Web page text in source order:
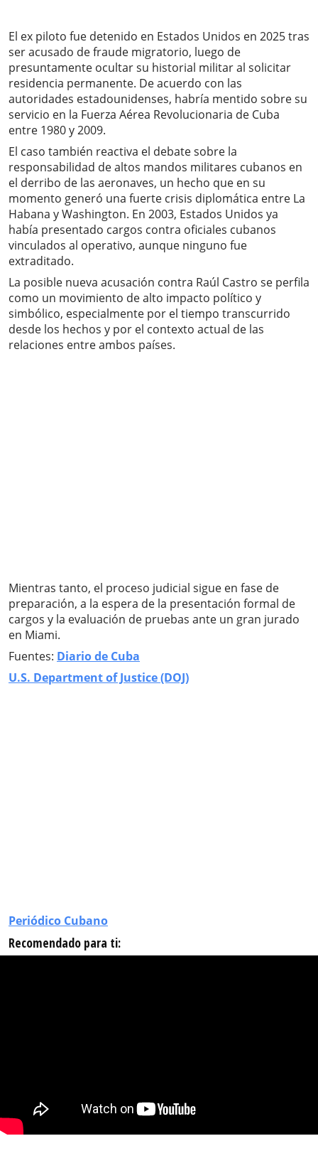
El ex piloto fue detenido en Estados Unidos en 2025 tras
ser acusado de fraude migratorio, luego de
presuntamente ocultar su historial militar al solicitar
residencia permanente. De acuerdo con las
autoridades estadounidenses, habría mentido sobre su
servicio en la Fuerza Aérea Revolucionaria de Cuba
entre 1980 y 2009.
El caso también reactiva el debate sobre la
responsabilidad de altos mandos militares cubanos en
el derribo de las aeronaves, un hecho que en su
momento generó una fuerte crisis diplomática entre La
Habana y Washington. En 2003, Estados Unidos ya
había presentado cargos contra oficiales cubanos
vinculados al operativo, aunque ninguno fue
extraditado.
La posible nueva acusación contra Raúl Castro se perfila
como un movimiento de alto impacto político y
simbólico, especialmente por el tiempo transcurrido
desde los hechos y por el contexto actual de las
relaciones entre ambos países.
Mientras tanto, el proceso judicial sigue en fase de
preparación, a la espera de la presentación formal de
cargos y la evaluación de pruebas ante un gran jurado
en Miami.
Fuentes: Diario de Cuba
U.S. Department of Justice (DOJ)
Periódico Cubano
Recomendado para ti: